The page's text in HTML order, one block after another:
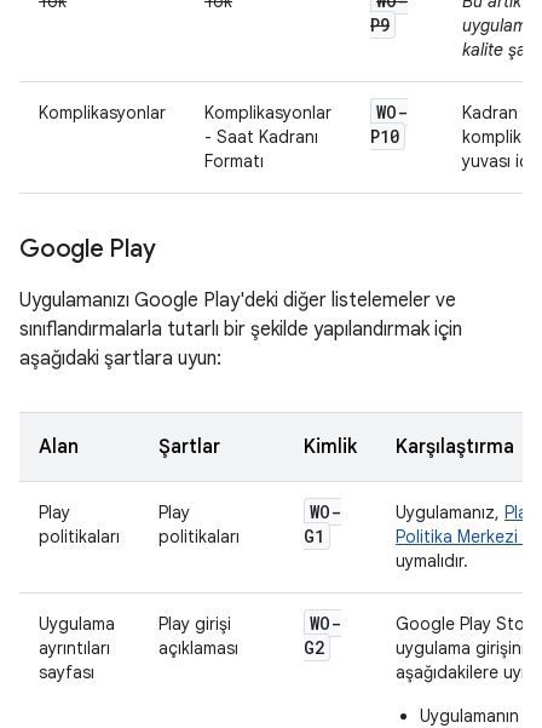
P9
kalite
Komplikasyonlar
Komplikasyonlar
- Saat Kadranı
Formatı
WO-
P10
Kadran
yuvası
Google Play
Uygulamanızı Google Play'deki diğer listelemeler ve
sınıflandırmalarla tutarlı bir şekilde yapılandırmak için
aşağıdaki şartlara uyun:
Alan Şartlar Kimlik Karşılaştırma
Play
politikaları
Play
politikaları
WO-
G1
Uygulamanız,
Politika Merkezi
uymalıdır.
Uygulama
ayrıntıları
sayfası
Play girişi
açıklaması
WO-
G2
Google Play
uygulama girişiniz
aşağıdakilere
Uygulamanın